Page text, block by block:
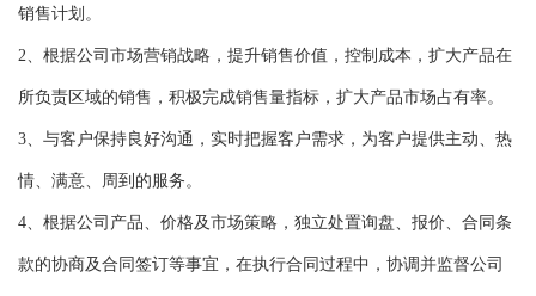
销售计划。
2、根据公司市场营销战略，提升销售价值，控制成本，扩大产品在
所负责区域的销售，积极完成销售量指标，扩大产品市场占有率。
3、与客户保持良好沟通，实时把握客户需求，为客户提供主动、热
情、满意、周到的服务。
4、根据公司产品、价格及市场策略，独立处置询盘、报价、合同条
款的协商及合同签订等事宜，在执行合同过程中，协调并监督公司